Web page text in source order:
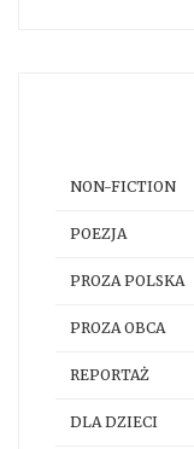
NON-FICTION
POEZJA
PROZA POLSKA
PROZA OBCA
REPORTAŻ
DLA DZIECI